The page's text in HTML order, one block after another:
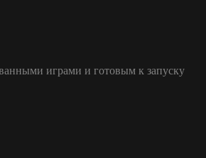
играми и готовым к запуску